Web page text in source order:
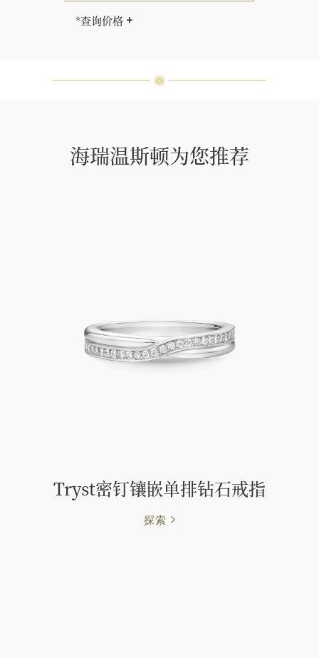
*查询价格
每一件高级珠宝作品也是如此：每个
海瑞温斯顿为您推荐
Tryst密钉镶嵌单排钻石戒指
探索